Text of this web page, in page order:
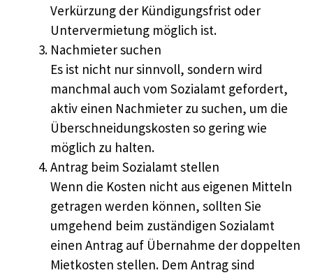
Verkürzung der Kündigungsfrist oder
Untervermietung möglich ist.
Nachmieter suchen
Es ist nicht nur sinnvoll, sondern wird
manchmal auch vom Sozialamt gefordert,
aktiv einen Nachmieter zu suchen, um die
Überschneidungskosten so gering wie
möglich zu halten.
Antrag beim Sozialamt stellen
Wenn die Kosten nicht aus eigenen Mitteln
getragen werden können, sollten Sie
umgehend beim zuständigen Sozialamt
einen Antrag auf Übernahme der doppelten
Mietkosten stellen. Dem Antrag sind